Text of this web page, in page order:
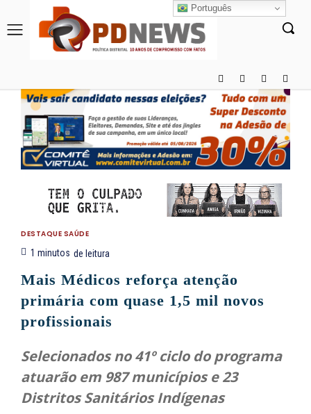
DESTAQUE SAÚDE
1 minutos de leitura
Mais Médicos reforça atenção
primária com quase 1,5 mil novos
profissionais
Selecionados no 41º ciclo do programa
atuarão em 987 municípios e 23
Distritos Sanitários Indígenas
Português